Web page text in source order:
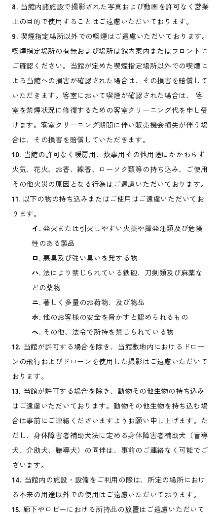
8. 当館内諸施設で撮影された写真および動画を許可なく営業
上の目的で使用することはご遠慮いただいております。
9. 喫煙指定場所以外での喫煙はご遠慮いただいております。
喫煙指定場所の有無および場所は館内案内またはフロントに
ご確認ください。当館が定めた喫煙指定場所以外での喫煙に
よる当館への損害が確認された場合は、その損害を賠償して
いただきます。客室において喫煙が確認された場合は、 客
室を禁煙状況に修復するための客室クリーニング代を申し受
けます。客室クリーニング期間に伴い販売機会損失が伴う場
合は、その損害を賠償していただきます。
10. 当館の許可なく暖房用、炊事用その他用途にかかわらず
火気、花火、お香、線香、ローソク類等の持ち込み、ご使用
その他火災の原因となる行為はご遠慮いただいております。
11. 以下の物の持ち込みまたはご使用はご遠慮いただいてお
ります。
イ.発火または引火しやすい火薬や揮発油類及び危険
性のある製品
ロ. 悪臭及び強い臭いを発する物
ハ.法により禁じられている鉄砲、刀剣類及び麻薬な
どの薬物
ニ.著しく多量のお荷物、及び物品
ホ.他のお客様の安全を脅かすと認められるもの
ヘ. その他、法令で所持を禁じられている物
12. 当館が許可する場合を除き、当館敷地内におけるドロー
ンの飛行およびドローンを使用した撮影はご遠慮いただいて
おります。
13. 当館が許可する場合を除き、動物その他生物の持ち込み
はご遠慮いただいております。動物その他生物を持ち込む場
合は事前にご連絡くださいますようお願い申し上げます。た
だし、身体障害者補助犬法に定める身体障害者補助犬（盲導
犬、介助犬、聴導犬）の同伴は、事前のご連絡なく可能でご
ざいます。
14. 当館内の施設・設備をご利用の際は、所定の場所におけ
る本来の用途以外での使用はご遠慮いただいております。
15. 廊下やロビーにおける所持品の放置はご遠慮いただいて